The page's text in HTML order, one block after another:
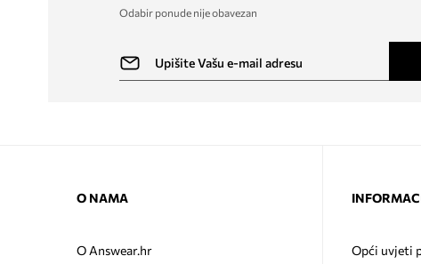
Odabir ponude nije obavezan
O NAMA
O Answear.hr Opći uvjeti